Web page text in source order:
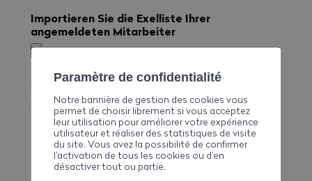
Importieren Sie die Exelliste Ihrer
angemeldeten Mitarbeiter
Max. Dateigröße: 300 MB.
Bitte verwenden Sie die Excel-Datei „Präsenzliste“,
die über diesem Formular verfügbar ist.
Der Kurs findet nur statt, wenn die Mindestanzahl an
Teilnehmern erreicht wird.
Paramètre de confidentialité
Notre bannière de gestion des cookies vous
permet de choisir librement si vous acceptez
leur utilisation pour améliorer votre expérience
utilisateur et réaliser des statistiques de visite
du site. Vous avez la possibilité de confirmer
l’activation de tous les cookies ou d’en
désactiver tout ou partie.